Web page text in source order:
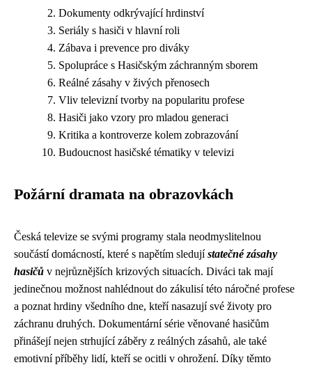
Dokumenty odkrývající hrdinství
Seriály s hasiči v hlavní roli
Zábava i prevence pro diváky
Spolupráce s Hasičským záchranným sborem
Reálné zásahy v živých přenosech
Vliv televizní tvorby na popularitu profese
Hasiči jako vzory pro mladou generaci
Kritika a kontroverze kolem zobrazování
Budoucnost hasičské tématiky v televizi
Požární dramata na obrazovkách
Česká televize se svými programy stala neodmyslitelnou
součástí domácností, které s napětím sledujístatečné zásahy
hasičů v nejrůznějších krizových situacích. Diváci tak mají
jedinečnou možnost nahlédnout do zákulisí této náročné profese
a poznat hrdiny všedního dne, kteří nasazují své životy pro
záchranu druhých. Dokumentární série věnované hasičům
přinášejí nejen strhující záběry z reálných zásahů, ale také
emotivní příběhy lidí, kteří se ocitli v ohrožení. Díky těmto